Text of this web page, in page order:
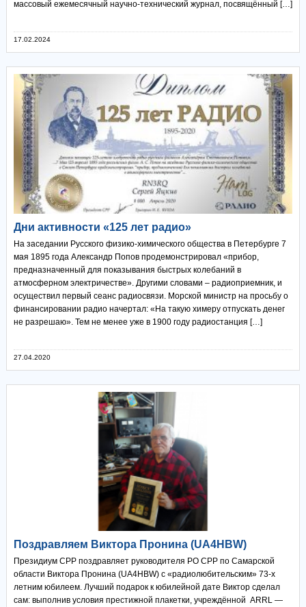
массовый ежемесячный научно-технический журнал, посвящённый […]
17.02.2024
Дни активности «125 лет радио»
На заседании Русского физико-химического общества в Петербурге 7
мая 1895 года Александр Попов продемонстрировал «прибор,
предназначенный для показывания быстрых колебаний в
атмосферном электричестве». Другими словами – радиоприемник, и
осуществил первый сеанс радиосвязи. Морской министр на просьбу о
финансировании радио начертал: «На такую химеру отпускать денег
не разрешаю». Тем не менее уже в 1900 году радиостанция […]
27.04.2020
Поздравляем Виктора Пронина (UA4HBW)
Президиум СРР поздравляет руководителя РО СРР по Самарской
области Виктора Пронина (UA4HBW) с «радиолюбительским» 73-х
летним юбилеем. Лучший подарок к юбилейной дате Виктор сделал
сам: выполнив условия престижной плакетки, учреждённой ARRL —